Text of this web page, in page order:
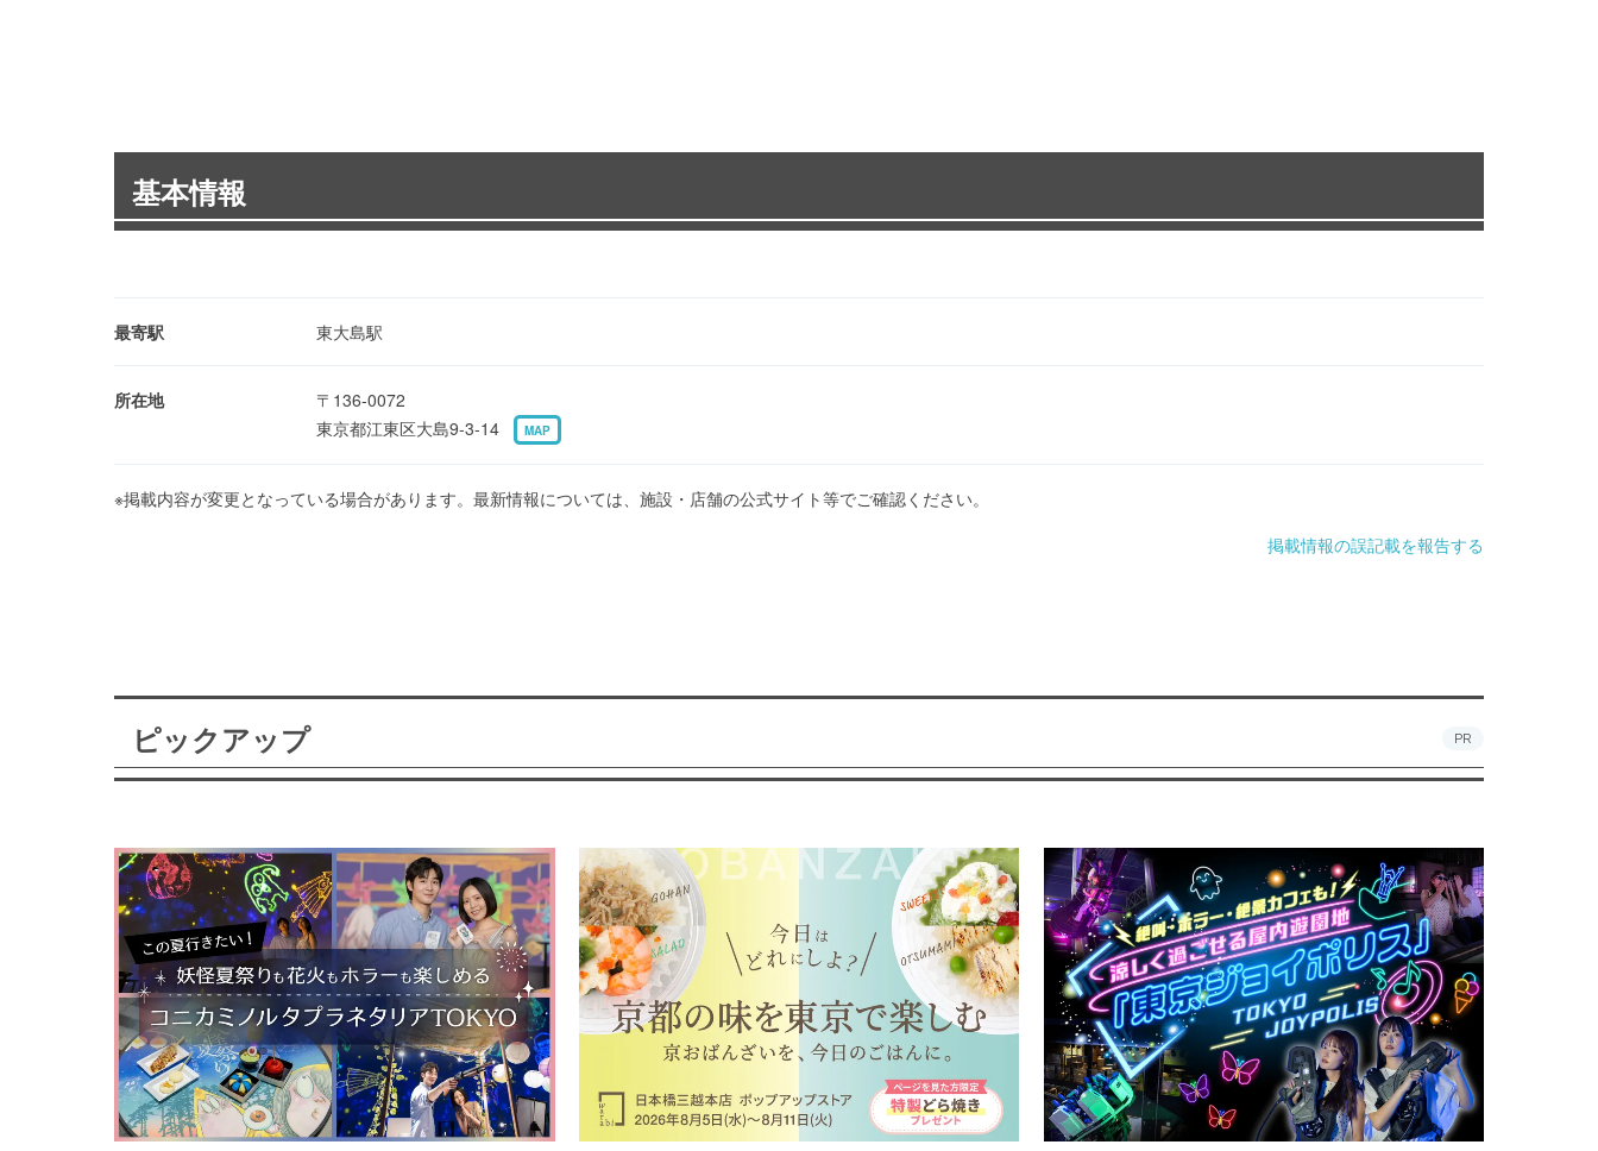
基本情報
最寄駅 東大島駅
所在地
〒136-0072
東京都江東区大島9-3-14
MAP
※掲載内容が変更となっている場合があります。最新情報については、施設・店舗の公式サイト等でご確認ください。
掲載情報の誤記載を報告する
ピックアップ PR